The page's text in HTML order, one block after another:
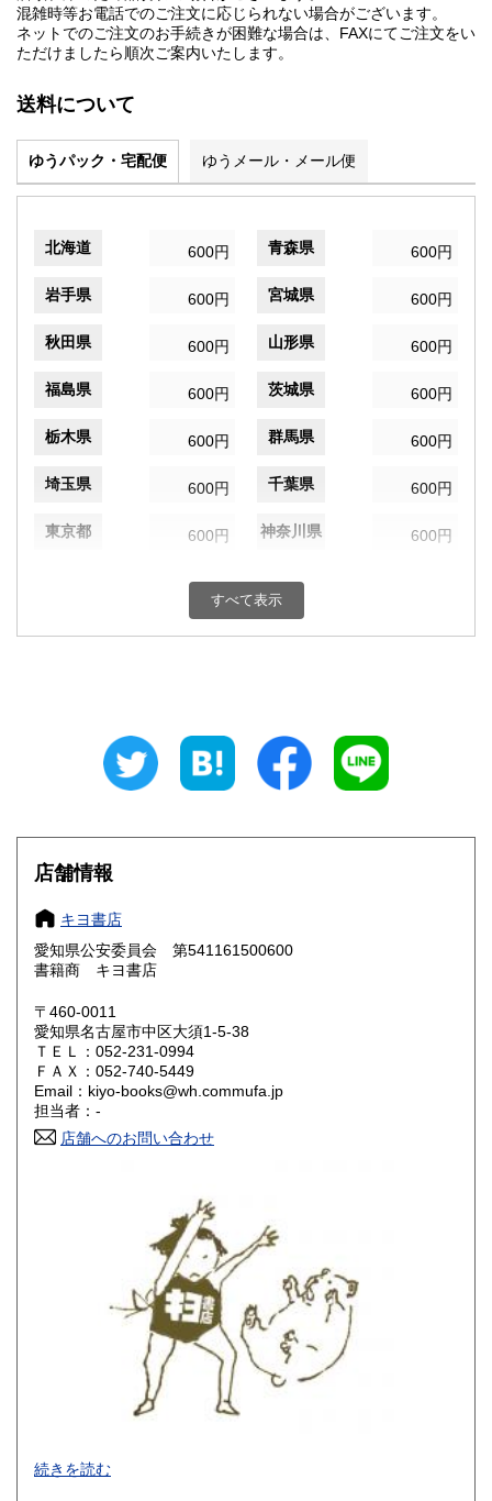
混雑時等お電話でのご注文に応じられない場合がございます。
ネットでのご注文のお手続きが困難な場合は、FAXにてご注文をい
ただけましたら順次ご案内いたします。
送料について
ゆうパック・宅配便 ゆうメール・メール便
北海道 600円 青森県 600円
岩手県 600円 宮城県 600円
秋田県 600円 山形県 600円
福島県 600円 茨城県 600円
栃木県 600円 群馬県 600円
埼玉県 600円 千葉県 600円
東京都 600円 神奈川県 600円
600円 富山県
600円 三重県
大阪府
奈良県
鳥取県 600円 島根県
岡山県
山口県 600円
香川県 愛媛県
高知県 600円
600円
600円 大分県
600円 鹿児島県
600円
すべて表示
店舗情報
キヨ書店
愛知県公安委員会 第541161500600
書籍商 キヨ書店
〒460-0011
愛知県名古屋市中区大須1-5-38
ＴＥＬ：052-231-0994
ＦＡＸ：052-740-5449
Email：kiyo-books@wh.commufa.jp
担当者：-
店舗へのお問い合わせ
続きを読む